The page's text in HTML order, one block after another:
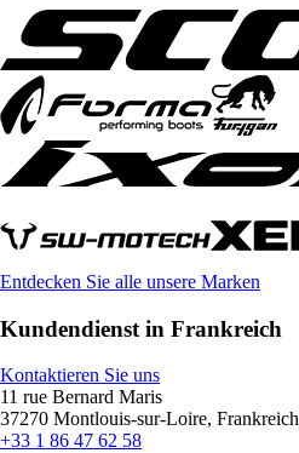
Entdecken Sie alle unsere Marken
Kundendienst in Frankreich
Kontaktieren Sie uns
11 rue Bernard Maris
37270 Montlouis-sur-Loire, Frankreich
+33 1 86 47 62 58